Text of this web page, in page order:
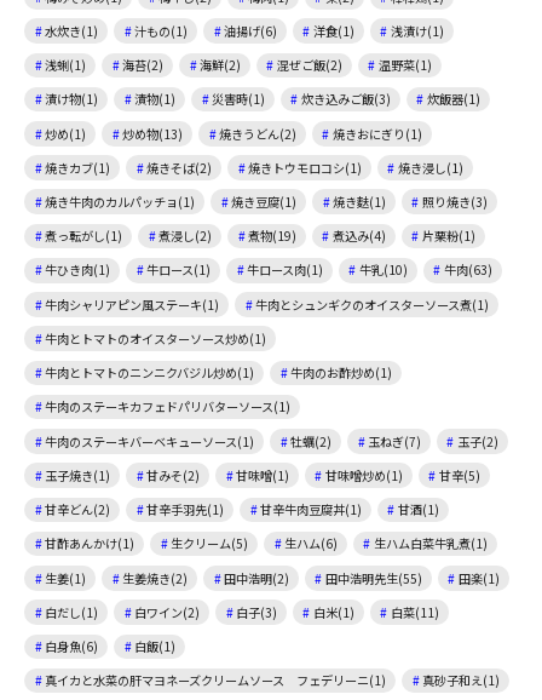
水炊き(1)
汁もの(1) 油揚げ(6) 洋食(1)
浅漬け(1)
浅蜊(1)
海苔(2) 海鮮(2) 混ぜご飯(2)
温野菜(1)
漬け物(1)
漬物(1) 災害時(1) 炊き込みご飯(3)
炊飯器(1)
炒め(1)
炒め物(13) 焼きうどん(2)
焼きおにぎり(1)
焼きカブ(1)
焼きそば(2) 焼きトウモロコシ(1)
焼き浸し(1)
焼き牛肉のカルパッチョ(1)
焼き豆腐(1) 焼き麩(1)
照り焼き(3)
煮っ転がし(1)
煮浸し(2) 煮物(19) 煮込み(4)
片栗粉(1)
牛ひき肉(1)
牛ロース(1) 牛ロース肉(1) 牛乳(10)
牛肉(63)
牛肉シャリアピン風ステーキ(1)
牛肉とシュンギクのオイスターソース煮(1)
牛肉とトマトのオイスターソース炒め(1)
牛肉とトマトのニンニクバジル炒め(1)
牛肉のお酢炒め(1)
牛肉のステーキカフェドパリバターソース(1)
牛肉のステーキバーベキューソース(1)
牡蠣(2) 玉ねぎ(7)
玉子(2)
玉子焼き(1)
甘みそ(2) 甘味噌(1) 甘味噌炒め(1)
甘辛(5)
甘辛どん(2)
甘辛手羽先(1) 甘辛牛肉豆腐丼(1)
甘酒(1)
甘酢あんかけ(1)
生クリーム(5) 生ハム(6)
生ハム白菜牛乳煮(1)
生姜(1)
生姜焼き(2) 田中浩明(2) 田中浩明先生(55)
田楽(1)
白だし(1)
白ワイン(2) 白子(3) 白米(1)
白菜(11)
白身魚(6)
白飯(1)
真イカと水菜の肝マヨネーズクリームソース フェデリーニ(1)
真砂子和え(1)